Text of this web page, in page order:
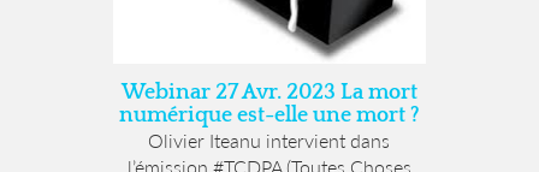
Webinar 27 Avr. 2023 La mort
numérique est-elle une mort ?
Olivier Iteanu intervient dans
l’émission #TCDPA (Toutes Choses